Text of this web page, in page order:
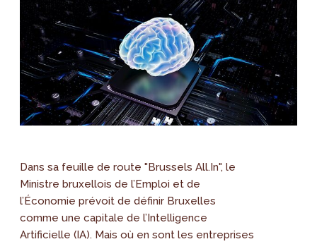
Dans sa feuille de route "Brussels All.In", le
Ministre bruxellois de l’Emploi et de
l’Économie prévoit de définir Bruxelles
comme une capitale de l’Intelligence
Artificielle (IA). Mais où en sont les entreprises